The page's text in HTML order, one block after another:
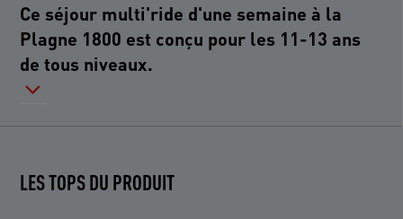
Ce séjour multi'ride d'une semaine à la
Plagne 1800 est conçu pour les 11-13 ans
de tous niveaux.
LES TOPS DU PRODUIT